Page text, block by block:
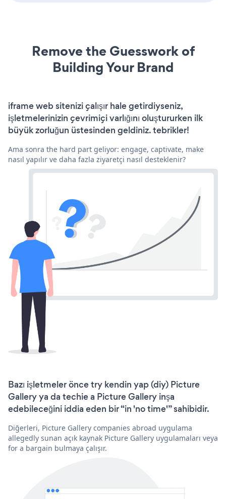
Remove the Guesswork of
Building Your Brand
iframe web sitenizi çalışır hale getirdiyseniz,
işletmelerinizin çevrimiçi varlığını oluştururken ilk
büyük zorluğun üstesinden geldiniz. tebrikler!
Ama sonra the hard part geliyor: engage, captivate, make
nasıl yapılır ve daha fazla ziyaretçi nasıl desteklenir?
Bazı işletmeler önce try kendin yap (diy) Picture
Gallery ya da techie a Picture Gallery inşa
edebileceğini iddia eden bir “in 'no time'” sahibidir.
Diğerleri, Picture Gallery companies abroad uygulama
allegedly sunan açık kaynak Picture Gallery uygulamaları veya
for a bargain bulmaya çalışır.